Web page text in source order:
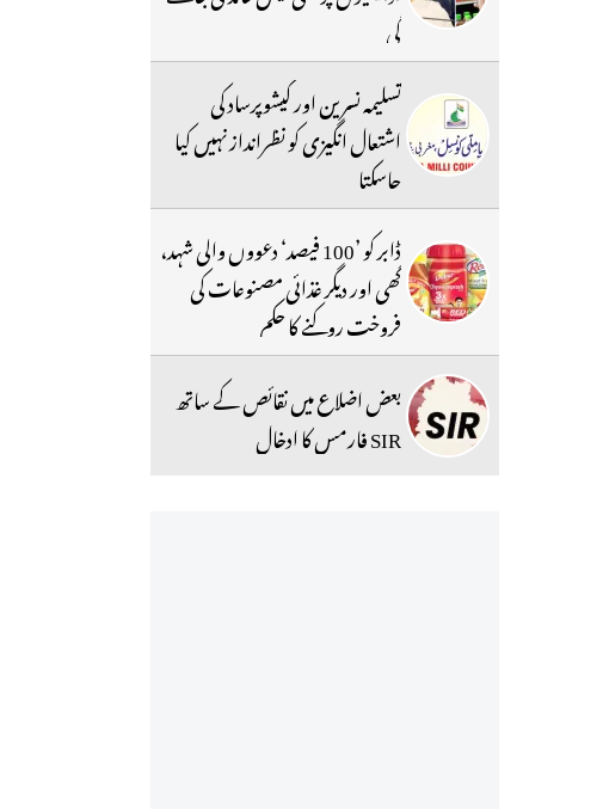
گی
تسلیمہ نسرین اور کیشوپرساد کی
اشتعال انگیزی کو نظرانداز نہیں کیا
جاسکتا
ڈابر کو ’100 فیصد‘ دعووں والی شہد،
گھی اور دیگر غذائی مصنوعات کی
فروخت روکنے کا حکم
بعض اضلاع میں نقائص کے ساتھ
SIR فارمس کا ادخال